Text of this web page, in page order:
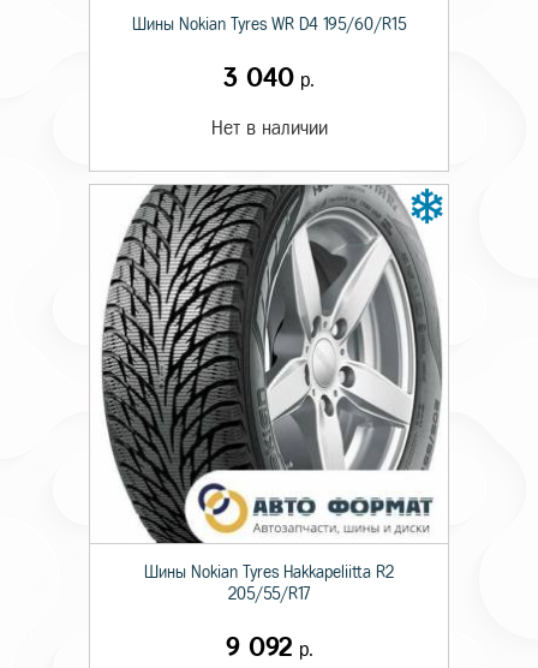
Шины Nokian Tyres WR D4 195/60/R15
3 040 р.
Нет в наличии
Шины Nokian Tyres Hakkapeliitta R2
205/55/R17
9 092 р.